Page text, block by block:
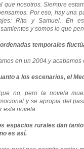
que nosotros. Siempre
Por eso, hay una
Rita y Samuel. En
y somos lo que
temporales
en un 2004 y
a los escenarios, el
no, pero la novela
y se apropia del
esta novela.
espacios rurales dan
es así.